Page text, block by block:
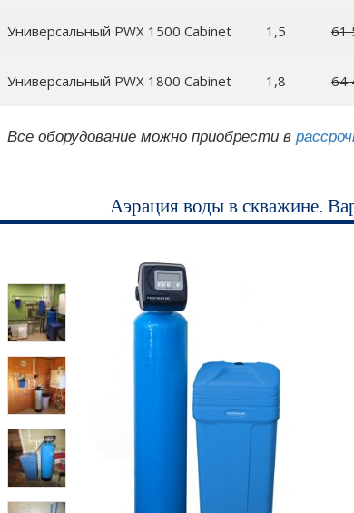
Универсальный PWX 1500 Cabinet 1,5 61
Универсальный PWX 1800 Cabinet 1,8 64
Все оборудование можно приобрести в
Аэрация воды в скважине.